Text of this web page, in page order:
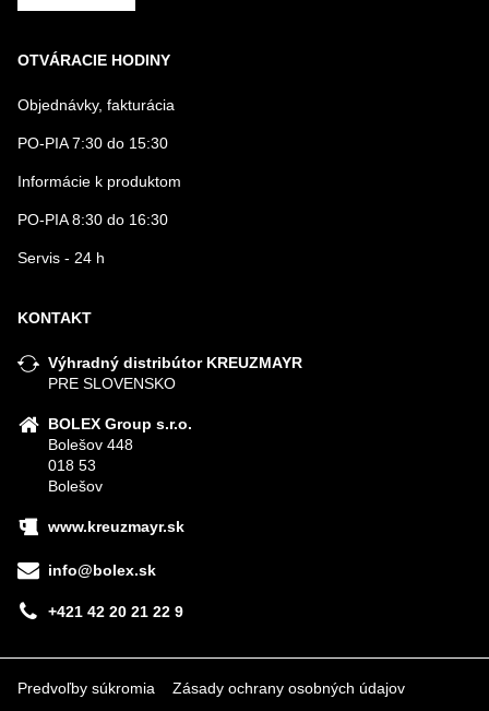
OTVÁRACIE HODINY
Objednávky, fakturácia
PO-PIA 7:30 do 15:30
Informácie k produktom
PO-PIA 8:30 do 16:30
Servis - 24 h
KONTAKT
Výhradný distribútor KREUZMAYR
PRE SLOVENSKO
BOLEX Group s.r.o.
Bolešov 448
018 53
Bolešov
www.kreuzmayr.sk
info@bolex.sk
+421 42 20 21 22 9
Predvoľby súkromia Zásady ochrany osobných údajov